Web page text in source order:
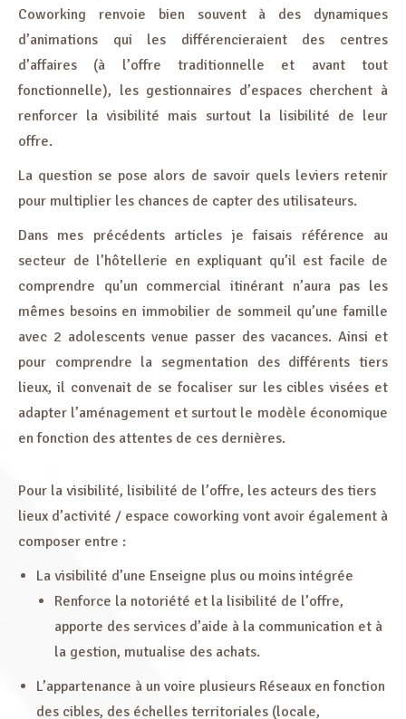
Coworking renvoie bien souvent à des dynamiques
d’animations qui les différencieraient des centres
d’affaires (à l’offre traditionnelle et avant tout
fonctionnelle), les gestionnaires d’espaces cherchent à
renforcer la visibilité mais surtout la lisibilité de leur
offre.
La question se pose alors de savoir quels leviers retenir
pour multiplier les chances de capter des utilisateurs.
Dans mes précédents articles je faisais référence au
secteur de l’hôtellerie en expliquant qu’il est facile de
comprendre qu’un commercial itinérant n’aura pas les
mêmes besoins en immobilier de sommeil qu’une famille
avec 2 adolescents venue passer des vacances. Ainsi et
pour comprendre la segmentation des différents tiers
lieux, il convenait de se focaliser sur les cibles visées et
adapter l’aménagement et surtout le modèle économique
en fonction des attentes de ces dernières.
Pour la visibilité, lisibilité de l’offre, les acteurs des tiers
lieux d’activité / espace coworking vont avoir également à
composer entre :
La visibilité d’une Enseigne plus ou moins intégrée
Renforce la notoriété et la lisibilité de l’offre,
apporte des services d’aide à la communication et à
la gestion, mutualise des achats.
L’appartenance à un voire plusieurs Réseaux en fonction
des cibles, des échelles territoriales (locale,